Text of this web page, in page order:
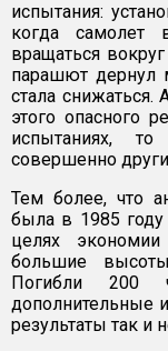
испытания:
когда
вращаться
парашют дернул
стала
этого опасного
испытаниях,
совершенно
Тем более, что
была в 1985
целях
большие
Погибли 200
дополнительные
результаты так и